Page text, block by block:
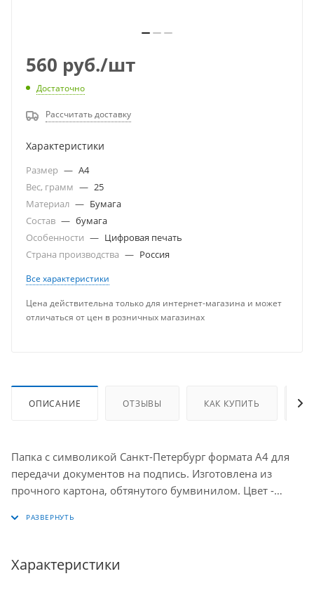
560 руб./шт
Достаточно
Рассчитать доставку
Характеристики
Размер — A4
Вес, грамм — 25
Материал — Бумага
Состав — бумага
Особенности — Цифровая печать
Страна производства — Россия
Все характеристики
Цена действительна только для интернет-магазина и может
отличаться от цен в розничных магазинах
ОПИСАНИЕ ОТЗЫВЫ КАК КУПИТЬ
Папка с символикой Санкт-Петербург формата А4 для
передачи документов на подпись. Изготовлена из
прочного картона, обтянутого бумвинилом. Цвет -
изготовленный из золотистого металлизированного
Характеристики